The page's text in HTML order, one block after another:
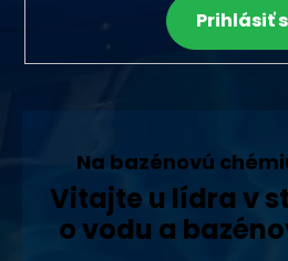
Prihlásiť
Na bazénovú
Vitajte u lídra v
o vodu a